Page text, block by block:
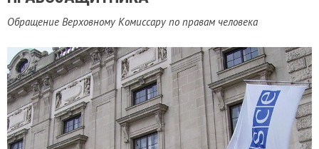
Обращение Верховному Комиссару по правам человека